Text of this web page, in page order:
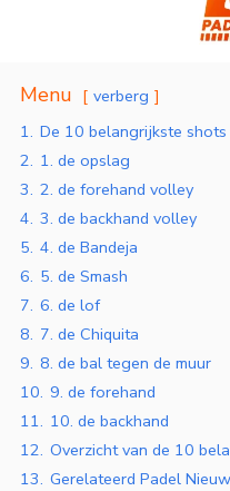
Menu
verberg
1. De 10 belangrijkste
2. 1. de opslag
3. 2. de forehand volley
4. 3. de backhand volley
5. 4. de Bandeja
6. 5. de Smash
7. 6. de lof
8. 7. de Chiquita
9. 8. de bal tegen de muur
10. 9. de forehand
11. 10. de backhand
12. Overzicht van de 10
13. Gerelateerd Padel